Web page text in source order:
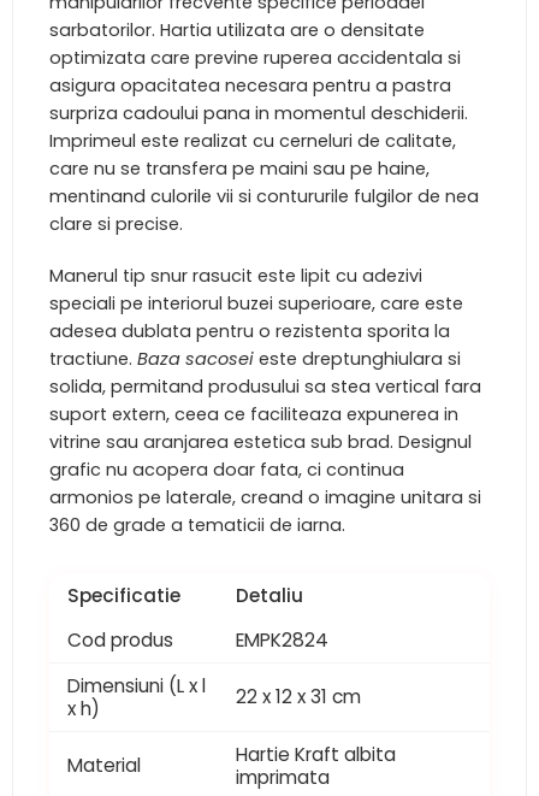
sarbatorilor. Hartia utilizata are o densitate
optimizata care previne ruperea accidentala si
asigura opacitatea necesara pentru a pastra
surpriza cadoului pana in momentul deschiderii.
Imprimeul este realizat cu cerneluri de calitate,
care nu se transfera pe maini sau pe haine,
mentinand culorile vii si contururile fulgilor de nea
clare si precise.
Manerul tip snur rasucit este lipit cu adezivi
speciali pe interiorul buzei superioare, care este
adesea dublata pentru o rezistenta sporita la
tractiune. Baza sacosei este dreptunghiulara si
solida, permitand produsului sa stea vertical fara
suport extern, ceea ce faciliteaza expunerea in
vitrine sau aranjarea estetica sub brad. Designul
grafic nu acopera doar fata, ci continua
armonios pe laterale, creand o imagine unitara si
360 de grade a tematicii de iarna.
Specificatie
Detaliu
Cod produs
EMPK2824
Dimensiuni (L x l
x h)
22 x 12 x 31 cm
Material
Hartie Kraft albita
imprimata